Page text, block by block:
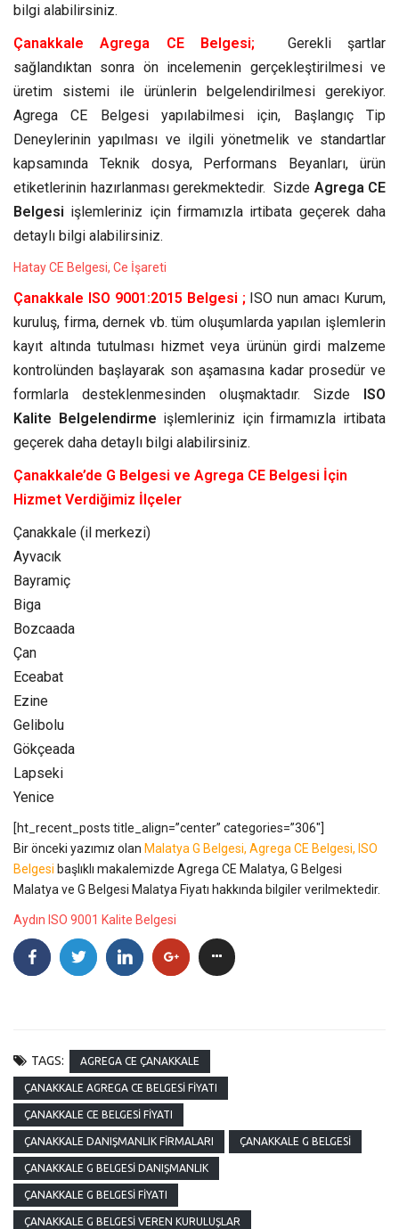
bilgi alabilirsiniz.
Çanakkale Agrega CE Belgesi;
Gerekli şartlar
sağlandıktan sonra ön incelemenin gerçekleştirilmesi ve
üretim sistemi ile ürünlerin belgelendirilmesi gerekiyor.
Agrega CE Belgesi yapılabilmesi için, Başlangıç Tip
Deneylerinin yapılması ve ilgili yönetmelik ve standartlar
kapsamında Teknik dosya, Performans Beyanları, ürün
etiketlerinin hazırlanması gerekmektedir. Sizde Agrega CE
Belgesi işlemleriniz için firmamızla irtibata geçerek daha
detaylı bilgi alabilirsiniz.
Hatay CE Belgesi, Ce İşareti
Çanakkale ISO 9001:2015 Belgesi ; ISO nun amacı Kurum,
kuruluş, firma, dernek vb. tüm oluşumlarda yapılan işlemlerin
kayıt altında tutulması hizmet veya ürünün girdi malzeme
kontrolünden başlayarak son aşamasına kadar prosedür ve
formlarla desteklenmesinden oluşmaktadır. Sizde ISO
Kalite Belgelendirme işlemleriniz için firmamızla irtibata
geçerek daha detaylı bilgi alabilirsiniz.
Çanakkale’de G Belgesi ve Agrega CE Belgesi İçin
Hizmet Verdiğimiz İlçeler
Çanakkale (il merkezi)
Ayvacık
Bayramiç
Biga
Bozcaada
Çan
Eceabat
Ezine
Gelibolu
Gökçeada
Lapseki
Yenice
[ht_recent_posts title_align=”center” categories=”306″]
Bir önceki yazımız olan Malatya G Belgesi, Agrega CE Belgesi, ISO
Belgesi başlıklı makalemizde Agrega CE Malatya, G Belgesi
Malatya ve G Belgesi Malatya Fiyatı hakkında bilgiler verilmektedir.
Aydın ISO 9001 Kalite Belgesi
TAGS: AGREGA CE ÇANAKKALE
ÇANAKKALE AGREGA CE BELGESI FIYATI
ÇANAKKALE CE BELGESI FIYATI
ÇANAKKALE DANIŞMANLIK FIRMALARI ÇANAKKALE G BELGESI
ÇANAKKALE G BELGESI DANIŞMANLIK
ÇANAKKALE G BELGESI FIYATI
ÇANAKKALE G BELGESI VEREN KURULUŞLAR